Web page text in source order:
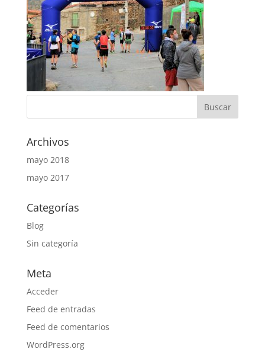
Archivos
mayo 2018
mayo 2017
Categorías
Blog
Sin categoría
Meta
Acceder
Feed de entradas
Feed de comentarios
WordPress.org